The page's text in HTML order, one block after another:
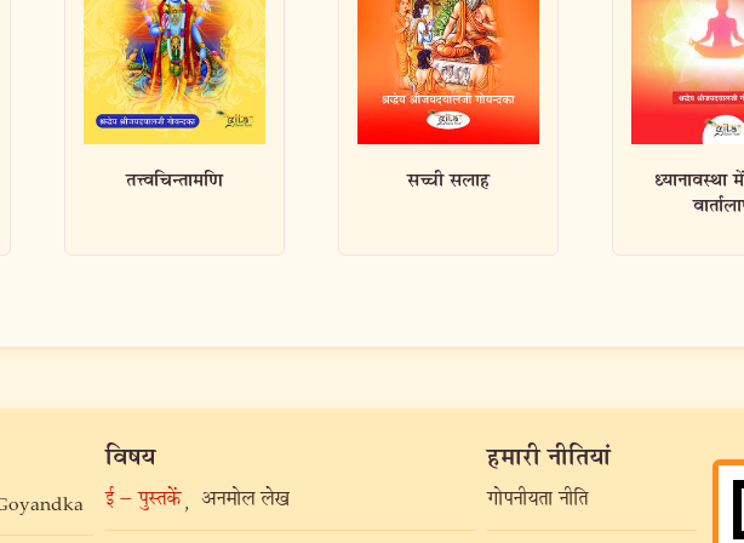
सच्ची सलाह
ध्यानावस्था में प्रभु से
मनुष्य का
विषय
ई – पुस्तकें , अनमोल लेख
हमारी नीतियां
गोपनीयता नीति